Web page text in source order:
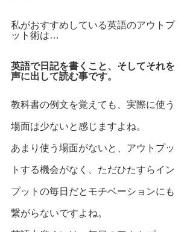
私がおすすめしている英語のアウトプ
ット術は…
英語で日記を書くこと、そしてそれを
声に出して読む事です。
教科書の例文を覚えても、実際に使う
場面は少ないと感じますよね。
あまり使う場面がないと、アウトプッ
トする機会がなく、ただひたすらイン
プットの毎日だとモチベーションにも
繋がらないですよね。